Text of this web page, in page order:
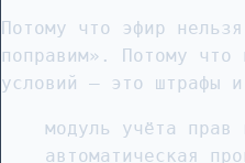
Потому что эфир
поправим». Потому что
условий — это штрафы
модуль учёта прав
автоматическая